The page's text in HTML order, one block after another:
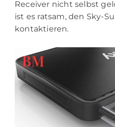
Receiver nicht selbst
ist es ratsam, den Sky-
kontaktieren.